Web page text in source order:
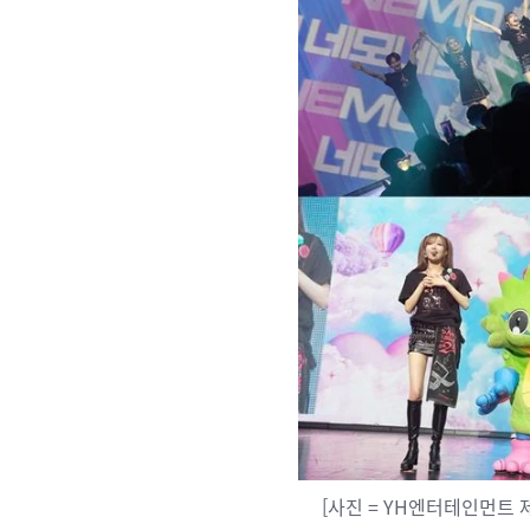
[사진 = YH엔터테인먼트